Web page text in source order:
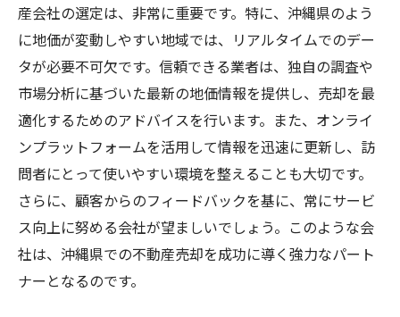
産会社の選定は、非常に重要です。特に、沖縄県のよう
に地価が変動しやすい地域では、リアルタイムでのデー
タが必要不可欠です。信頼できる業者は、独自の調査や
市場分析に基づいた最新の地価情報を提供し、売却を最
適化するためのアドバイスを行います。また、オンライ
ンプラットフォームを活用して情報を迅速に更新し、訪
問者にとって使いやすい環境を整えることも大切です。
さらに、顧客からのフィードバックを基に、常にサービ
ス向上に努める会社が望ましいでしょう。このような会
社は、沖縄県での不動産売却を成功に導く強力なパート
ナーとなるのです。